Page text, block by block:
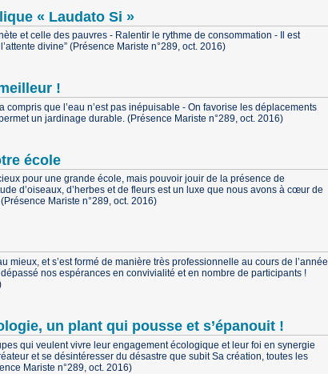
« Laudato Si »
et celle des pauvres - Ralentir le rythme de consommation - Il est
divine” (Présence Mariste n°289, oct. 2016)
!
compris que l’eau n’est pas inépuisable - On favorise les déplacements
un jardinage durable. (Présence Mariste n°289, oct. 2016)
école
pour une grande école, mais pouvoir jouir de la présence de
d’oiseaux, d’herbes et de fleurs est un luxe que nous avons à cœur de
Mariste n°289, oct. 2016)
mieux, et s’est formé de manière très professionnelle au cours de l’année
nos espérances en convivialité et en nombre de participants !
un plant qui pousse et s’épanouit !
qui veulent vivre leur engagement écologique et leur foi en synergie
et se désintéresser du désastre que subit Sa création, toutes les
Mariste n°289, oct. 2016)